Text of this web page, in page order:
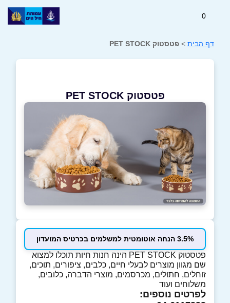
0
דף הבית > פטסטוק PET STOCK
פטסטוק PET STOCK
3.5% הנחה אוטומטית למשלמים בכרטיס המועדון
פטסטוק PET STOCK הינה חנות חיות תוכלו למצוא
שם מגוון מוצרים לבעלי חיים, כלבים, ציפורים, תוכים,
זוחלים, חתולים, מכרסמים, מוצרי הדברה, כלובים,
משלוחים ועוד
לפרטים נוספים: